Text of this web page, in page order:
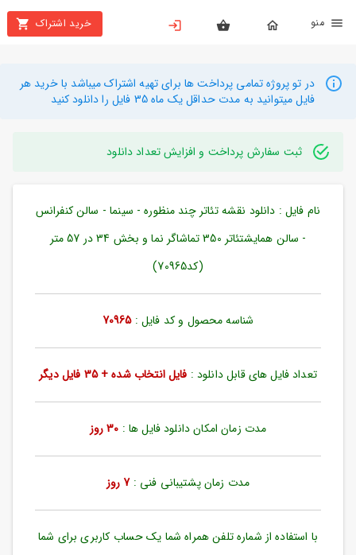
خرید اشتراک
بستن
محصولات
تهیه
راهنما
دانلود
به
نام
در تو پروژه تمامی پرداخت ها برای تهیه اشتراک میباشد با خرید هر
فایل میتوانید به مدت حداقل یک ماه 35 فایل را دانلود کنید
ثبت سفارش پرداخت و افزایش تعداد دانلود
نام فایل : دانلود نقشه تئاتر چند منظوره - سینما - سالن کنفرانس
- سالن همایشتئاتر 350 تماشاگر نما و بخش 34 در 57 متر
(کد70965)
شناسه محصول و کد فایل :70965
تعداد فایل های قابل دانلود : فایل انتخاب شده + 35 فایل دیگر
مدت زمان امکان دانلود فایل ها : 30 روز
مدت زمان پشتیبانی فنی :7 روز
با استفاده از شماره تلفن همراه شما یک حساب کاربری برای شما